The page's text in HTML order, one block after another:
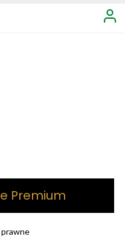
Premium
prawne